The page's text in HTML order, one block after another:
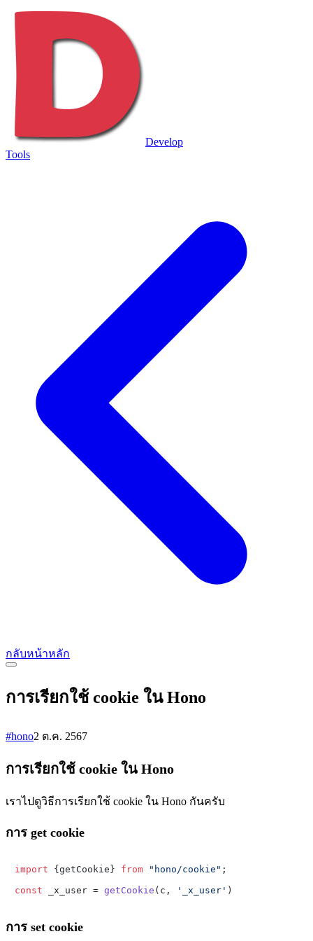
Develop
Tools
กลับหน้าหลัก
การเรียกใช้ cookie ใน Hono
#hono2 ต.ค. 2567
การเรียกใช้ cookie ใน Hono
เราไปดูวิธีการเรียกใช้ cookie ใน Hono กันครับ
การ get cookie
import {getCookie} from "hono/cookie" ;
const _x_user = getCookie (c, '_x_user'
การ set cookie